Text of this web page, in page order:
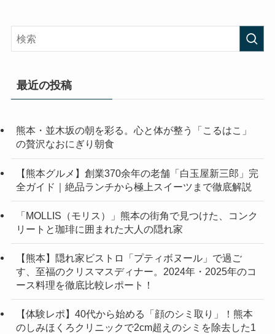
最近の投稿
熊本・並木坂の朝を彩る。心と体が整う「こるはこ」
の贅沢なおにぎり朝食
【熊本グルメ】創業370余年の老舗「白玉屋新三郎」完
全ガイド｜絶品ランチから極上スイーツまで徹底解説
「MOLLIS（モリス）」熊本の街角で見つけた、コンク
リートと珈琲に囲まれた大人の隠れ家
【熊本】隠れ家ビストロ「プティボヌール」で過ご
す、至福のクリスマスディナー。2024年・2025年のコ
ース料理を徹底比較レポート！
【体験レポ】40代から始める「顔のシミ取り」！熊本
のしみほくろクリニックで2cm超えのシミを除去した1